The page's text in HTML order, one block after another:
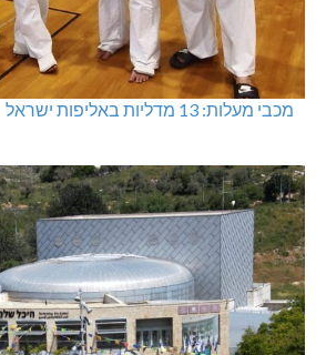
מכבי מעלות: 13 מדליות באליפות ישראל